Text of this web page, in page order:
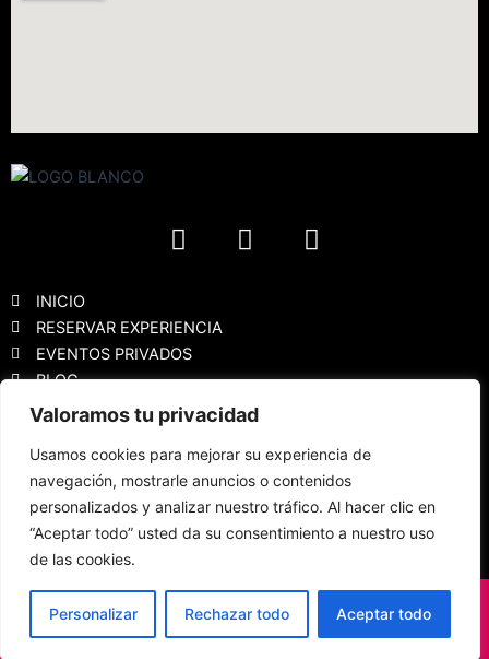
Valoramos tu privacidad
Usamos cookies para mejorar su experiencia de
navegación, mostrarle anuncios o contenidos
personalizados y analizar nuestro tráfico. Al hacer clic en
“Aceptar todo” usted da su consentimiento a nuestro uso
de las cookies.
Personalizar Rechazar todo Aceptar todo
F
a
b
o
o
k
I
n
r
a
m
Y
o
e
INICIO
RESERVAR EXPERIENCIA
EVENTOS PRIVADOS
BLOG
Política de privacidad
Aviso Legal
Política de cookies
Declaración de accesibilidad
FAQS
Vino Dalí 2023 / Todos los derechos reservados © copyright